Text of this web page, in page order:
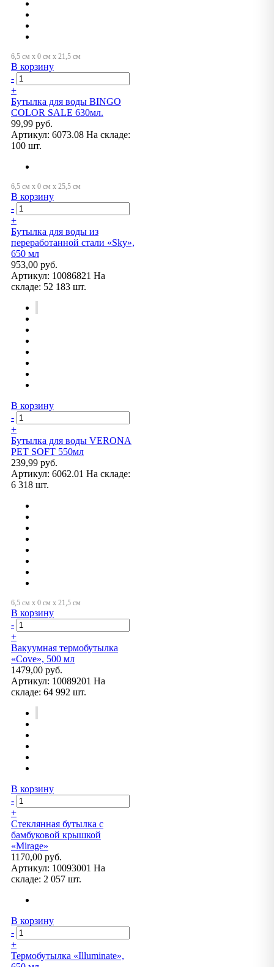
В корзину
-
+
Бутылка для воды BINGO
COLOR SALE 630мл.
99,99 руб.
Артикул: 6073.08 На складе:
100 шт.
В корзину
-
+
Бутылка для воды из
переработанной стали «Sky»,
650 мл
953,00 руб.
Артикул: 10086821 На
складе: 52 183 шт.
В корзину
-
+
Бутылка для воды VERONA
PET SOFT 550мл
239,99 руб.
Артикул: 6062.01 На складе:
6 318 шт.
В корзину
-
+
Вакуумная термобутылка
«Cove», 500 мл
1479,00 руб.
Артикул: 10089201 На
складе: 64 992 шт.
В корзину
-
+
Стеклянная бутылка с
бамбуковой крышкой
«Mirage»
1170,00 руб.
Артикул: 10093001 На
складе: 2 057 шт.
В корзину
-
+
Термобутылка «Illuminate»,